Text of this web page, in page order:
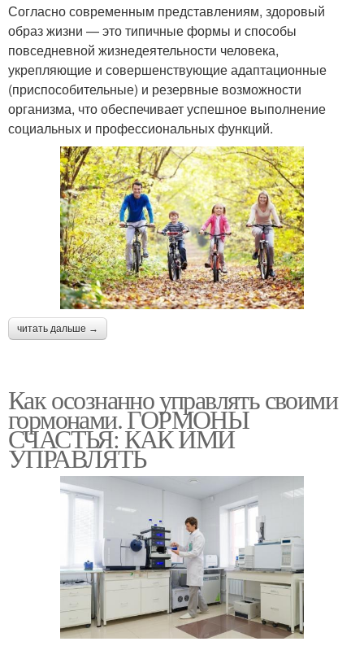
Согласно современным представлениям, здоровый
образ жизни — это типичные формы и способы
повседневной жизнедеятельности человека,
укрепляющие и совершенствующие адаптационные
(приспособительные) и резервные возможности
организма, что обеспечивает успешное выполнение
социальных и профессиональных функций.
читать дальше →
Как осознанно управлять своими
гормонами. ГОРМОНЫ
СЧАСТЬЯ: КАК ИМИ
УПРАВЛЯТЬ